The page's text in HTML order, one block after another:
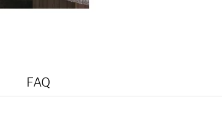
FAQ